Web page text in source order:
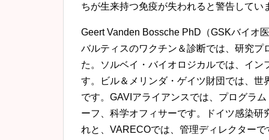
ちが生来持つ免疫が失われると警告してい
Geert Vanden Bossche PhD（GSKバイオ
バルティスのワクチン＆診断では、研究
た。ソルベイ・バイオロジカルでは、イ
す。ビル＆メリンダ・ゲイツ財団では、
です。GAVIアライアンスでは、プログラ
ーフ、科学オフィサーです。ドイツ感染
れと、VARECOでは、管理ディレクター